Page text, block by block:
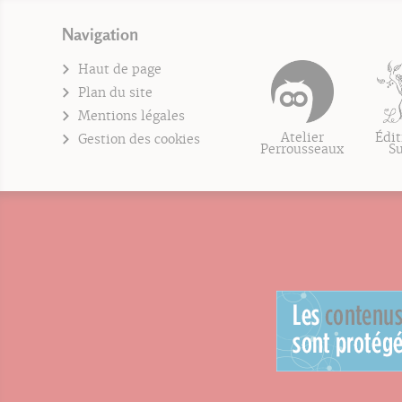
Navigation
Haut de page
Plan du site
Mentions légales
Gestion des cookies
Atelier
Perrousseaux